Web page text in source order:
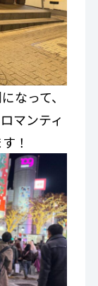
なって、
マンティ
！